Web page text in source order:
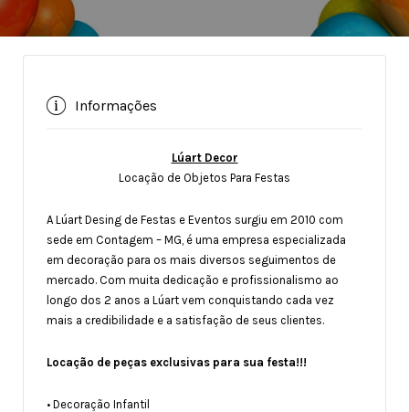
Informações
Lúart Decor
Locação de Objetos Para Festas
A Lúart Desing de Festas e Eventos surgiu em 2010 com
sede em Contagem – MG, é uma empresa especializada
em decoração para os mais diversos seguimentos de
mercado. Com muita dedicação e profissionalismo ao
longo dos 2 anos a Lúart vem conquistando cada vez
mais a credibilidade e a satisfação de seus clientes.
Locação de peças exclusivas para sua festa!!!
• Decoração Infantil